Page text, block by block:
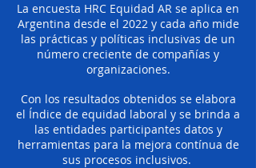
La encuesta HRC Equidad AR se aplica en
Argentina desde el 2022 y cada año mide
las prácticas y políticas inclusivas de un
número creciente de compañías y
organizaciones.
Con los resultados obtenidos se elabora
el Índice de equidad laboral y se brinda a
las entidades participantes datos y
herramientas para la mejora contínua de
sus procesos inclusivos.